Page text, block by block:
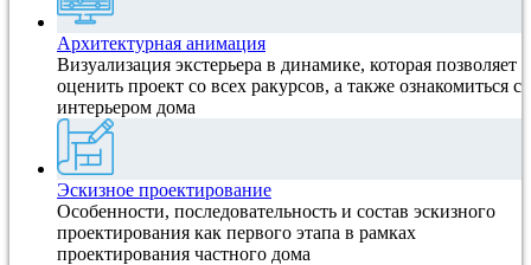
Архитектурная анимация
Визуализация экстерьера в динамике, которая позволяет
оценить проект со всех ракурсов, а также ознакомиться с
интерьером дома
Эскизное проектирование
Особенности, последовательность и состав эскизного
проектирования как первого этапа в рамках
проектирования частного дома